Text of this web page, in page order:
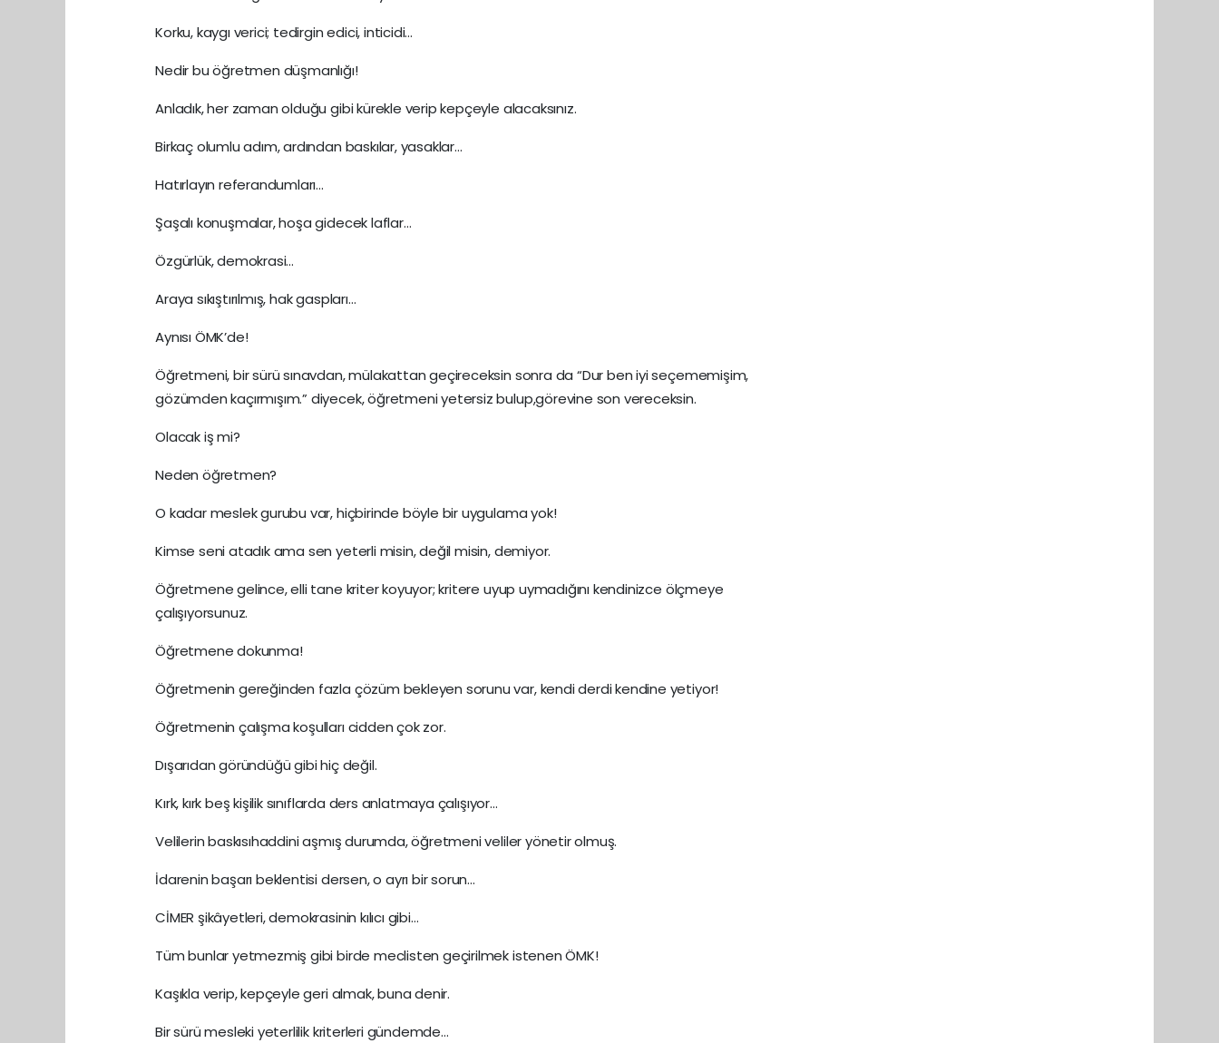
Korku, kaygı verici; tedirgin edici, inticidi…
Nedir bu öğretmen düşmanlığı!
Anladık, her zaman olduğu gibi kürekle verip kepçeyle alacaksınız.
Birkaç olumlu adım, ardından baskılar, yasaklar…
Hatırlayın referandumları…
Şaşalı konuşmalar, hoşa gidecek laflar…
Özgürlük, demokrasi…
Araya sıkıştırılmış, hak gaspları…
Aynısı ÖMK’de!
Öğretmeni, bir sürü sınavdan, mülakattan geçireceksin sonra da “Dur ben iyi seçememişim,
gözümden kaçırmışım.” diyecek, öğretmeni yetersiz bulup,görevine son vereceksin.
Olacak iş mi?
Neden öğretmen?
O kadar meslek gurubu var, hiçbirinde böyle bir uygulama yok!
Kimse seni atadık ama sen yeterli misin, değil misin, demiyor.
Öğretmene gelince, elli tane kriter koyuyor; kritere uyup uymadığını kendinizce ölçmeye
çalışıyorsunuz.
Öğretmene dokunma!
Öğretmenin gereğinden fazla çözüm bekleyen sorunu var, kendi derdi kendine yetiyor!
Öğretmenin çalışma koşulları cidden çok zor.
Dışarıdan göründüğü gibi hiç değil.
Kırk, kırk beş kişilik sınıflarda ders anlatmaya çalışıyor…
Velilerin baskısıhaddini aşmış durumda, öğretmeni veliler yönetir olmuş.
İdarenin başarı beklentisi dersen, o ayrı bir sorun…
CİMER şikâyetleri, demokrasinin kılıcı gibi…
Tüm bunlar yetmezmiş gibi birde meclisten geçirilmek istenen ÖMK!
Kaşıkla verip, kepçeyle geri almak, buna denir.
Bir sürü mesleki yeterlilik kriterleri gündemde…